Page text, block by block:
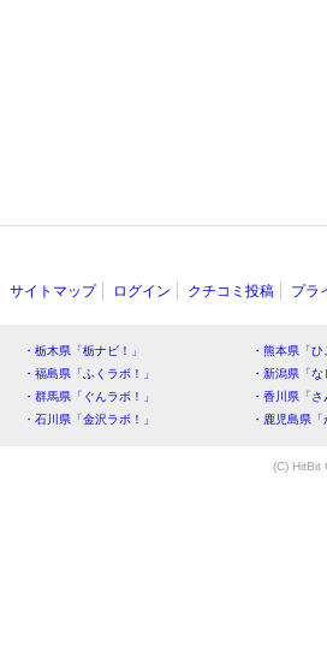
サイトマップ ログイン クチコミ投稿 プラ
・栃木県「栃ナビ！」
・熊本県「
・福島県「ふくラボ！」
・新潟県「
・群馬県「ぐんラボ！」
・香川県「
・石川県「金沢ラボ！」
・鹿児島県
(C) HitBit